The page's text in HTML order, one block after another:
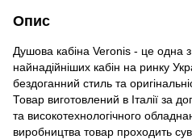
Опис
Душова кабіна Veronis - це одна
найнадійніших кабін на ринку
бездоганний стиль та
Товар виготовлений в Італії за
та високотехнологічного
виробництва товар проходить